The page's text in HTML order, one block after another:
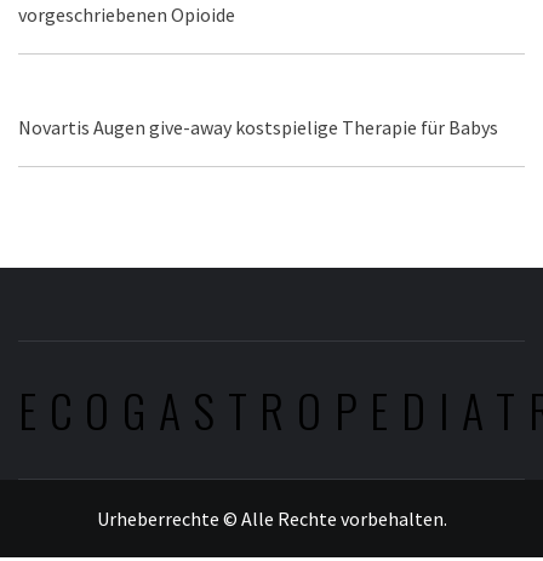
vorgeschriebenen Opioide
Novartis Augen give-away kostspielige Therapie für Babys
Urheberrechte © Alle Rechte vorbehalten.